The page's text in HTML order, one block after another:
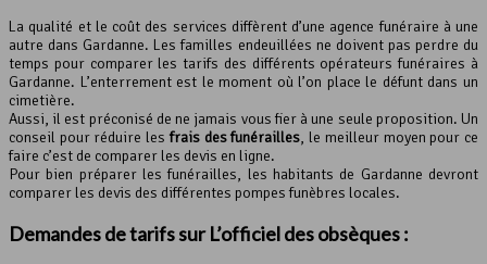
La qualité et le coût des services diffèrent d’une agence funéraire à une
autre dans Gardanne. Les familles endeuillées ne doivent pas perdre du
temps pour comparer les tarifs des différents opérateurs funéraires à
Gardanne. L’enterrement est le moment où l’on place le défunt dans un
cimetière.
Aussi, il est préconisé de ne jamais vous fier à une seule proposition. Un
conseil pour réduire lesfrais des funérailles, le meilleur moyen pour ce
faire c’est de comparer les devis en ligne.
Pour bien préparer les funérailles, les habitants de Gardanne devront
comparer les devis des différentes pompes funèbres locales.
Demandes de tarifs sur L’officiel des obsèques :